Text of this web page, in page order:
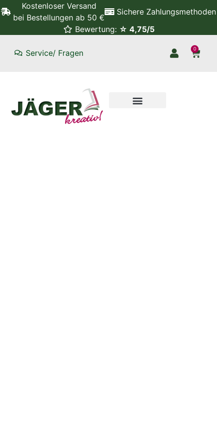
Kostenloser Versand
bei Bestellungen ab 50 €
Sichere Zahlungsmethoden
Bewertung: ☆ 4,75/5
Service/ Fragen 0